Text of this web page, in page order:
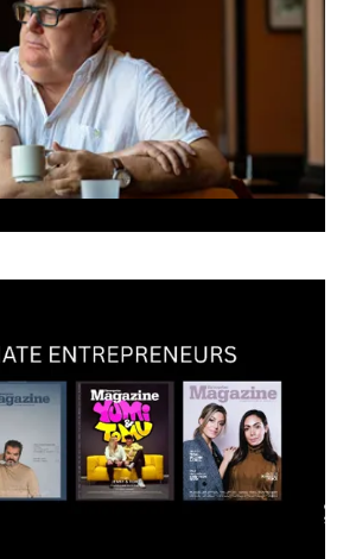
den tidlösa legenden inom spektakulära